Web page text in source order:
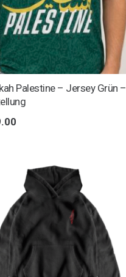
Palestine – Jersey Grün –